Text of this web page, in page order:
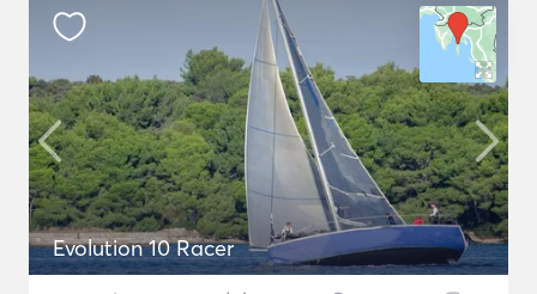
Evolution 10 Racer